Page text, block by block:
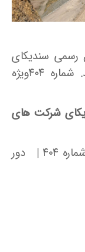
شماره ۴۰۴، ارگان رسمی سندیکای
شرکت های ساختمانی ایران می باشد. شماره ۴۰۴ویژه
شرکت های
سال ۴۰ | شهریور و مهر ماه ۱۴۰۱ | شماره ۴۰۴ | دور